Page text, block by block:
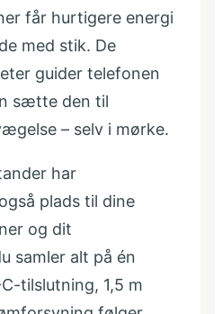
får hurtigere energi
med stik. De
guider telefonen
sætte den til
– selv i mørke.
har
plads til dine
og dit
samler alt på én
tilslutning, 1,5 m